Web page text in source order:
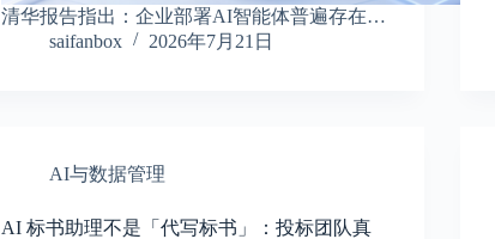
清华报告指出：企业部署AI智能体普遍存在…
saifanbox
2026年7月21日
AI与数据管理
AI 标书助理不是「代写标书」：投标团队真